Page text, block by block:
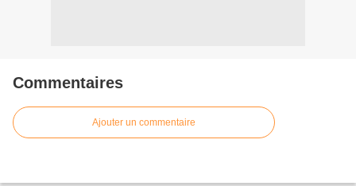
Commentaires
Ajouter un commentaire